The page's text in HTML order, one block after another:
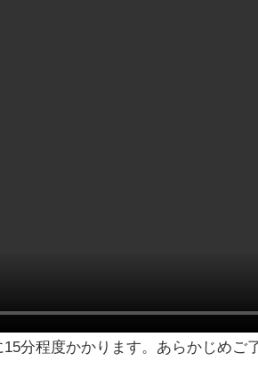
分程度かかります。あらかじめご